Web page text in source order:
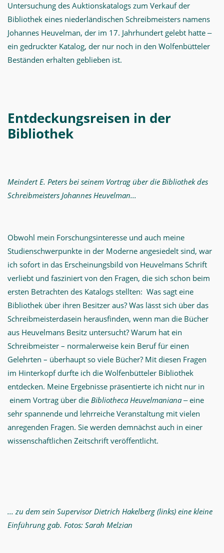
Untersuchung des Auktionskatalogs zum Verkauf der
Bibliothek eines niederländischen Schreibmeisters namens
Johannes Heuvelman, der im 17. Jahrhundert gelebt hatte ‒
ein gedruckter Katalog, der nur noch in den Wolfenbütteler
Beständen erhalten geblieben ist.
Entdeckungsreisen in der
Bibliothek
Meindert E. Peters bei seinem Vortrag über die Bibliothek des
Schreibmeisters Johannes Heuvelman...
Obwohl mein Forschungsinteresse und auch meine
Studienschwerpunkte in der Moderne angesiedelt sind, war
ich sofort in das Erscheinungsbild von Heuvelmans Schrift
verliebt und fasziniert von den Fragen, die sich schon beim
ersten Betrachten des Katalogs stellten: Was sagt eine
Bibliothek über ihren Besitzer aus? Was lässt sich über das
Schreibmeisterdasein herausfinden, wenn man die Bücher
aus Heuvelmans Besitz untersucht? Warum hat ein
Schreibmeister – normalerweise kein Beruf für einen
Gelehrten – überhaupt so viele Bücher? Mit diesen Fragen
im Hinterkopf durfte ich die Wolfenbütteler Bibliothek
entdecken. Meine Ergebnisse präsentierte ich nicht nur in
einem Vortrag über die Bibliotheca Heuvelmaniana‒ eine
sehr spannende und lehrreiche Veranstaltung mit vielen
anregenden Fragen. Sie werden demnächst auch in einer
wissenschaftlichen Zeitschrift veröffentlicht.
... zu dem sein Supervisor Dietrich Hakelberg (links) eine kleine
Einführung gab. Fotos: Sarah Melzian